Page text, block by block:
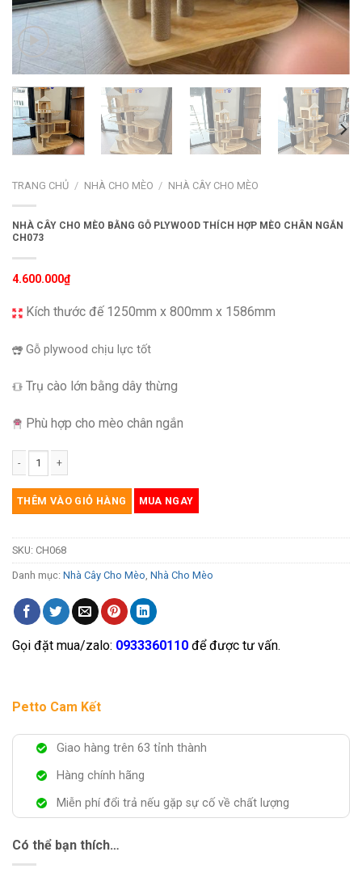
TRANG CHỦ / NHÀ CHO MÈO / NHÀ CÂY CHO MÈO
NHÀ CÂY CHO MÈO BẰNG GỖ PLYWOOD THÍCH HỢP MÈO CHÂN NGẮN
CH073
4.600.000₫
Kích thước đế 1250mm x 800mm x 1586mm
Gỗ plywood chịu lực tốt
Trụ cào lớn bằng dây thừng
Phù hợp cho mèo chân ngắn
THÊM VÀO GIỎ HÀNG MUA NGAY
SKU: CH068
Danh mục: Nhà Cây Cho Mèo, Nhà Cho Mèo
Gọi đặt mua/zalo: 0933360110 để được tư vấn.
Petto Cam Kết
Giao hàng trên 63 tỉnh thành
Hàng chính hãng
Miễn phí đổi trả nếu gặp sự cố về chất lượng
Có thể bạn thích…